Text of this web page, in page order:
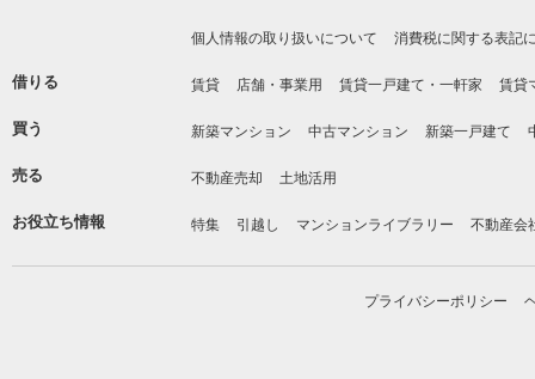
個人情報の取り扱いについて 消費税に関する表記
借りる 賃貸 店舗・事業用 賃貸一戸建て・一軒家 賃貸
買う 新築マンション 中古マンション 新築一戸建て
売る 不動産売却 土地活用
お役立ち情報 特集 引越し マンションライブラリー 不動産会
プライバシーポリシー